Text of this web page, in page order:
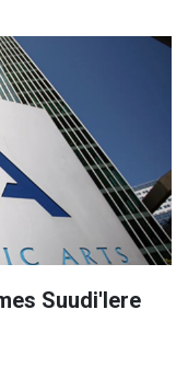
Suudi'lere